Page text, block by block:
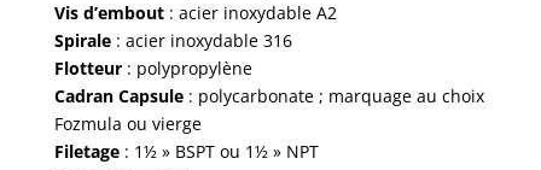
Vis d’embout: acier inoxydable A2
Spirale: acier inoxydable 316
Flotteur: polypropylène
Cadran Capsule: polycarbonate ; marquage au choix
Fozmula ou vierge
Filetage: 1½ » BSPT ou 1½ » NPT